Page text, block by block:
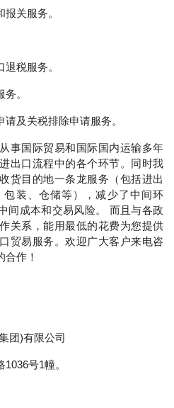
关服务。
税服务。
。
及关税排除申请服务。
事国际贸易和国际国内运输多年
出口流程中的各个环节。同时我
货目的地一条龙服务（包括进出
装、仓储等），减少了中间环
间成本和交易风险。 而且与各政
关系，能用最低的花费为您提供
贸易服务。欢迎广大客户来电咨
作！
团)有限公司
号1幢。